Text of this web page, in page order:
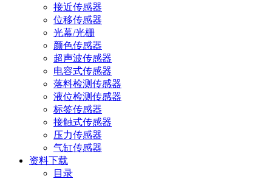
接近传感器
位移传感器
光幕/光栅
颜色传感器
超声波传感器
电容式传感器
落料检测传感器
液位检测传感器
标签传感器
接触式传感器
压力传感器
气缸传感器
资料下载
目录